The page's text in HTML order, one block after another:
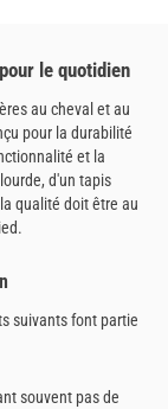
le quotidien
au cheval et au
pour la durabilité
et la
d'un tapis
qualité doit être au
suivants font partie
souvent pas de